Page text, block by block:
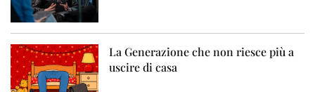
La Generazione che non riesce più a
uscire di casa